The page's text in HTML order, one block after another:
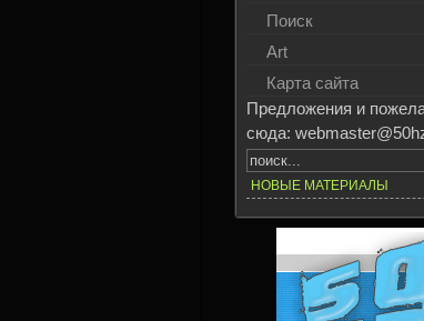
Поиск
Art
Карта сайта
Предложения и
сюда:
НОВЫЕ МАТЕРИАЛЫ